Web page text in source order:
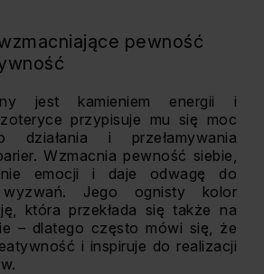
pewność
jest kamieniem energii i
przypisuje mu się moc
działania i przełamywania
Wzmacnia pewność siebie,
emocji i daje odwagę do
wyzwań. Jego ognisty kolor
która przekłada się także na
– dlatego często mówi się, że
i inspiruje do realizacji